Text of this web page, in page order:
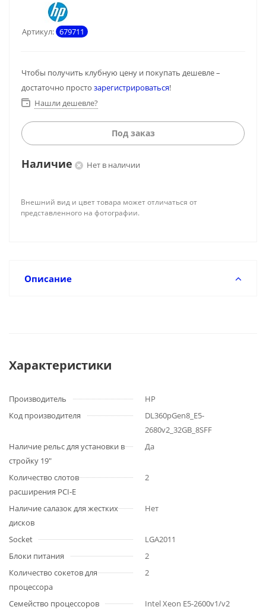
Артикул: 679711
Чтобы получить клубную цену и покупать дешевле –
достаточно просто зарегистрироваться!
Нашли дешевле?
Под заказ
Наличие Нет в наличии
Внешний вид и цвет товара может отличаться от
представленного на фотографии.
Описание
Характеристики
Производитель
HP
Код производителя
DL360pGen8_E5-
2680v2_32GB_8SFF
Наличие рельс для установки в
стройку 19"
Да
Количество слотов
расширения PCI-E
2
Наличие салазок для жестких
дисков
Нет
Socket
LGA2011
Блоки питания
2
Количество сокетов для
процессора
2
Семейство процессоров
Intel Xeon E5-2600v1/v2